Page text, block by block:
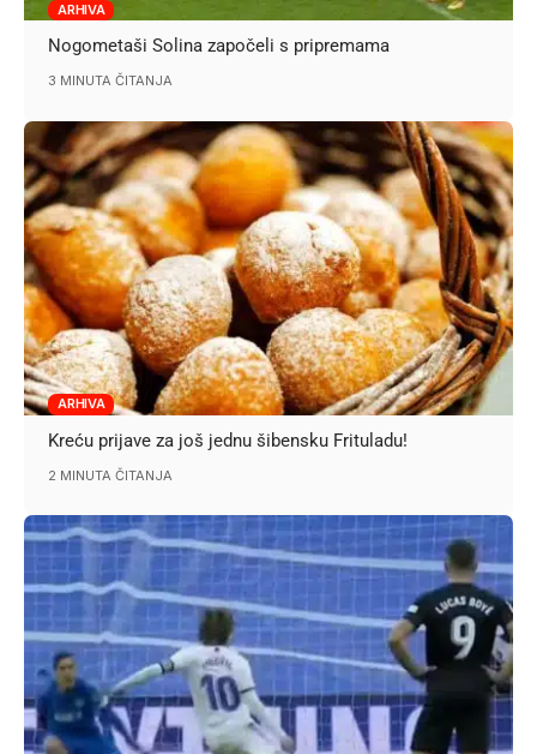
ARHIVA
Nogometaši Solina započeli s pripremama
3 MINUTA ČITANJA
ARHIVA
Kreću prijave za još jednu šibensku Frituladu!
2 MINUTA ČITANJA